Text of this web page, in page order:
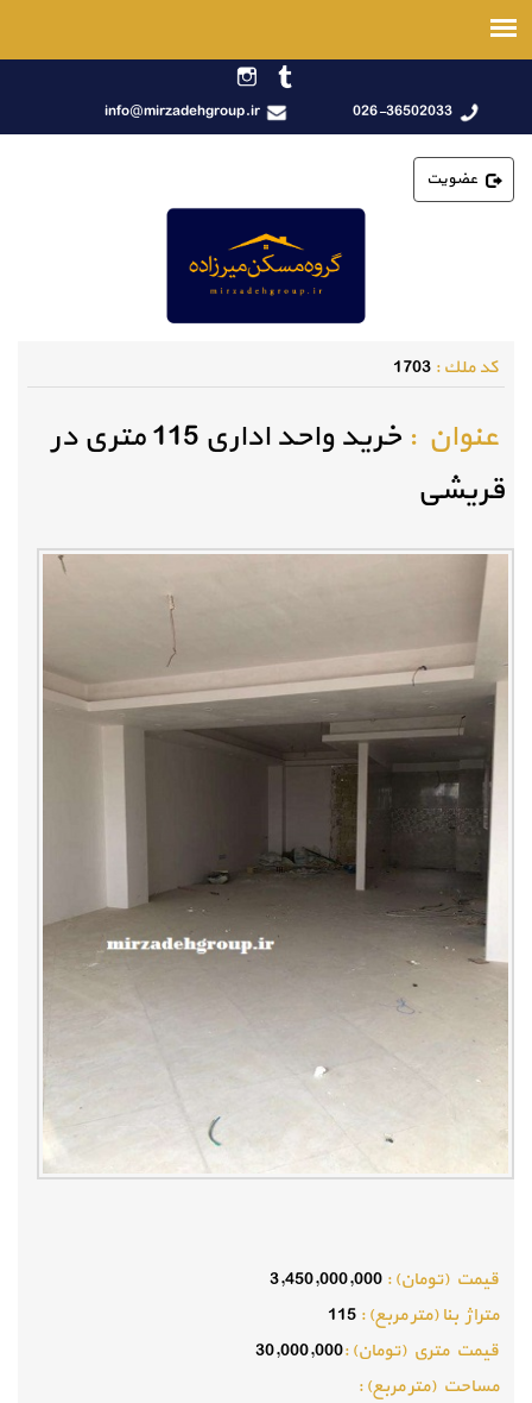
026-36502033
info@mirzadehgroup.ir
عضویت
كد ملك :1703
عنوان :
خرید واحد اداری 115 متری در
قریشی
قيمت (تومان) :3,450,000,000
متراژ بنا (متر مربع) :115
قيمت متري (تومان) :30,000,000
مساحت (متر مربع) :